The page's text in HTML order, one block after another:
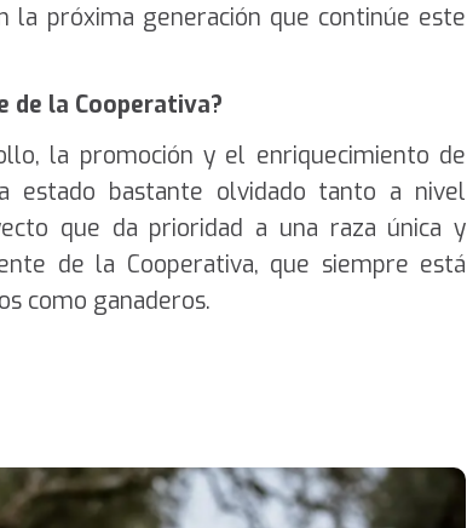
la próxima generación que continúe este
de la Cooperativa?
la promoción y el enriquecimiento de
estado bastante olvidado tanto a nivel
que da prioridad a una raza única y
de la Cooperativa, que siempre está
como ganaderos.